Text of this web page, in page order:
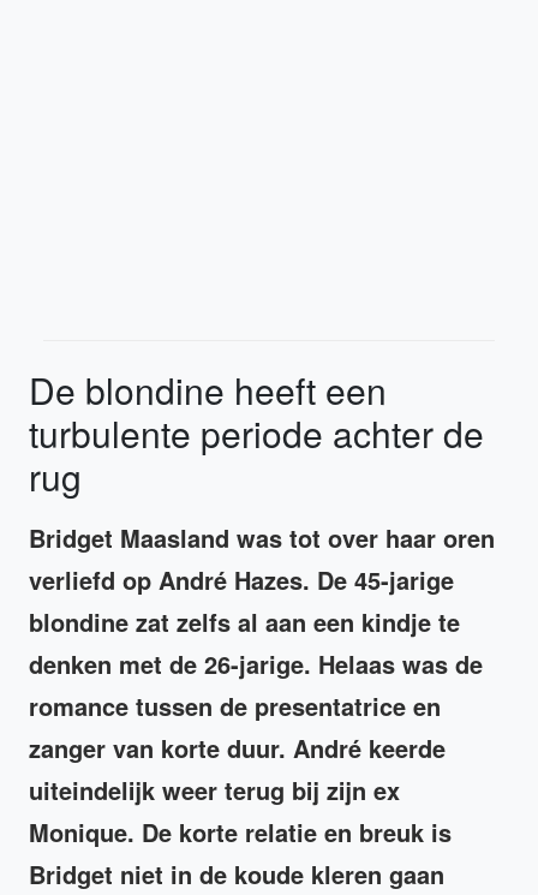
De blondine heeft een
turbulente periode achter de
rug
Bridget Maasland was tot over haar oren
verliefd op André Hazes. De 45-jarige
blondine zat zelfs al aan een kindje te
denken met de 26-jarige. Helaas was de
romance tussen de presentatrice en
zanger van korte duur. André keerde
uiteindelijk weer terug bij zijn ex
Monique. De korte relatie en breuk is
Bridget niet in de koude kleren gaan